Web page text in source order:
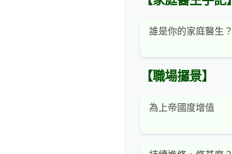
誰是你的家庭醫生？
【職場攞景】
為上帝國度增值